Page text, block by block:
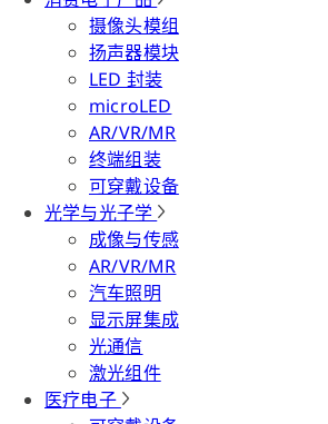
摄像头模组
扬声器模块
LED 封装
microLED
AR/VR/MR
终端组装
可穿戴设备
光学与光子学
成像与传感
AR/VR/MR
汽车照明
显示屏集成
光通信
激光组件
医疗电子